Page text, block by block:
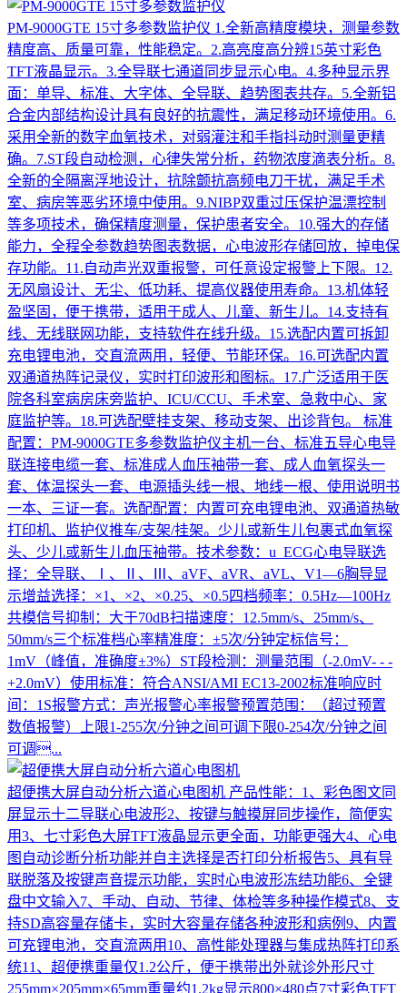
PM-9000GTE 15寸多参数监护仪 1.全新高精度模块，测量参数
精度高、质量可靠，性能稳定。2.高亮度高分辨15英寸彩色
TFT液晶显示。3.全导联七通道同步显示心电。4.多种显示界
面：单导、标准、大字体、全导联、趋势图表共存。5.全新铝
合金内部结构设计具有良好的抗震性，满足移动环境使用。6.
采用全新的数字血氧技术，对弱灌注和手指抖动时测量更精
确。7.ST段自动检测，心律失常分析，药物浓度滴表分析。8.
全新的全隔离浮地设计，抗除颤抗高频电刀干扰，满足手术
室、病房等恶劣环境中使用。9.NIBP双重过压保护温漂控制
等多项技术，确保精度测量，保护患者安全。10.强大的存储
能力，全程全参数趋势图表数据，心电波形存储回放，掉电保
存功能。11.自动声光双重报警，可任意设定报警上下限。12.
无风扇设计、无尘、低功耗、提高仪器使用寿命。13.机体轻
盈坚固，便于携带，适用于成人、儿童、新生儿。14.支持有
线、无线联网功能，支持软件在线升级。15.选配内置可拆卸
充电锂电池，交直流两用，轻便、节能环保。16.可选配内置
双通道热阵记录仪，实时打印波形和图标。17.广泛适用于医
院各科室病房床旁监护、ICU/CCU、手术室、急救中心、家
庭监护等。18.可选配壁挂支架、移动支架、出诊背包。 标准
配置：PM-9000GTE多参数监护仪主机一台、标准五导心电导
联连接电缆一套、标准成人血压袖带一套、成人血氧探头一
套、体温探头一套、电源插头线一根、地线一根、使用说明书
一本、三证一套。选配配置：内置可充电锂电池、双通道热敏
打印机、监护仪推车/支架/挂架。少儿或新生儿包裹式血氧探
头、少儿或新生儿血压袖带。技术参数：u ECG心电导联选
择：全导联、Ⅰ、Ⅱ、Ⅲ、aVF、aVR、aVL、V1—6胸导显
示增益选择：×1、×2、×0.25、×0.5四档频率：0.5Hz—100Hz
共模信号抑制：大于70dB扫描速度：12.5mm/s、25mm/s、
50mm/s三个标准档心率精准度：±5次/分钟定标信号：
1mV（峰值，准确度±3%）ST段检测：测量范围（-2.0mV- - -
+2.0mV）使用标准：符合ANSI/AMI EC13-2002标准响应时
间：1S报警方式：声光报警心率报警预置范围：（超过预置
数值报警）上限1-255次/分钟之间可调下限0-254次/分钟之间
可调...
超便携大屏自动分析六道心电图机 产品性能：1、彩色图文同
屏显示十二导联心电波形2、按键与触摸屏同步操作，简便实
用3、七寸彩色大屏TFT液晶显示更全面，功能更强大4、心电
图自动诊断分析功能并自主选择是否打印分析报告5、具有导
联脱落及按键声音提示功能，实时心电波形冻结功能6、全键
盘中文输入7、手动、自动、节律、体检等多种操作模式8、支
持SD高容量存储卡，实时大容量存储各种波形和病例9、内置
可充锂电池，交直流两用10、高性能处理器与集成热阵打印系
统11、超便携重量仅1.2公斤，便于携带出外就诊外形尺寸
255mm×205mm×65mm重量约1.2kg显示800×480点7寸彩色TFT